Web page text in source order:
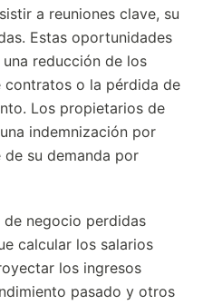
a reuniones clave, su
Estas oportunidades
reducción de los
contratos o la pérdida de
Los propietarios de
indemnización por
su demanda por
negocio perdidas
calcular los salarios
los ingresos
pasado y otros